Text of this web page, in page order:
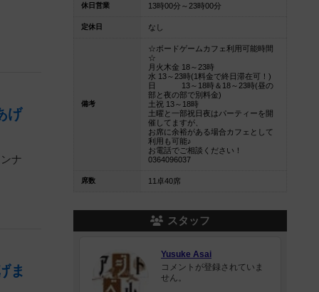
げ
ナ
ま
休日営業 13時00分～23時00分
定休日 なし
備考
☆ボードゲームカフェ利用可能時間
☆
月火木金 18～23時
水 13～23時(1料金で終日滞在可！)
日 13～18時＆18～23時(昼の
部と夜の部で別料金)
土祝 13～18時
土曜と一部祝日夜はパーティーを開
催してますが、
お席に余裕がある場合カフェとして
利用も可能♪
お電話でご相談ください！
0364096037
席数 11卓40席
スタッフ
Yusuke Asai
コメントが登録されていま
せん。